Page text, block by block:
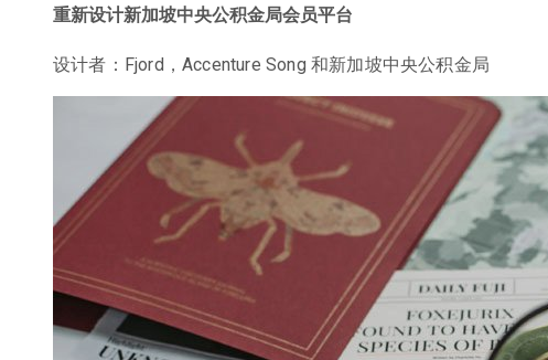
重新设计新加坡中央公积金局会员平台
设计者：Fjord，Accenture Song 和新加坡中央公积金局